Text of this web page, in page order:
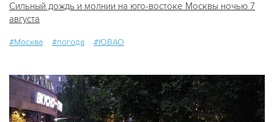
Сильный дождь и молнии на юго-востоке Москвы ночью 7
августа
#Москва #погода #ЮВАО